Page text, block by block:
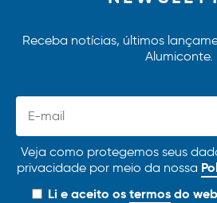
Receba notícias, últimos
Alumiconte.
Veja como protegemos seus
privacidade por meio da nossa
Li e aceito ostermosdo